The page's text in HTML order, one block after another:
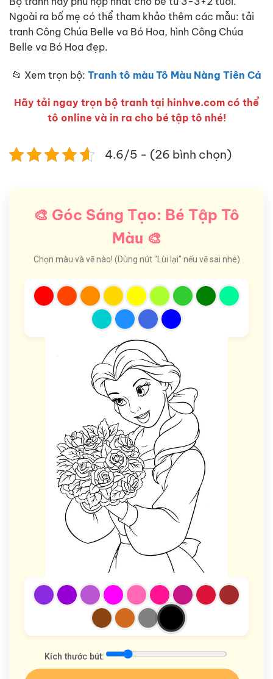
Ngoài ra bố mẹ có thể tham khảo thêm các mẫu: tải
tranh Công Chúa Belle va Bó Hoa, hình Công Chúa
Belle va Bó Hoa đẹp.
📂 Xem trọn bộ: Tranh tô màu Tô Màu Nàng Tiên Cá
Hãy tải ngay trọn bộ tranh tại hinhve.com có thể
tô online và in ra cho bé tập tô nhé!
4.6/5 - (26 bình chọn)
🎨 Góc Sáng Tạo: Bé Tập Tô
Màu 🎨
Chọn màu và vẽ nào! (Dùng nút "Lùi lại" nếu vẽ sai nhé)
Kích thước bút: